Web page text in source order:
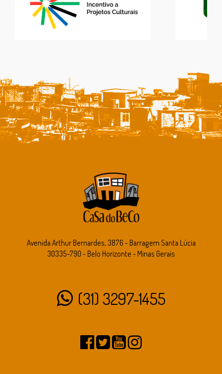
Avenida Arthur Bernardes, 3876 - Barragem Santa Lúcia
30335-790 - Belo Horizonte - Minas Gerais
(31) 3297-1455